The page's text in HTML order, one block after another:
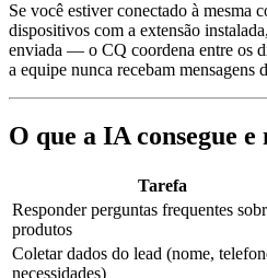
Se você estiver conectado à mesma
dispositivos com a extensão
enviada — o CQ coordena entre os
a equipe nunca recebam mensagens
O que a IA consegue e
Tarefa
Responder perguntas frequentes
produtos
Coletar dados do lead (nome,
necessidades)